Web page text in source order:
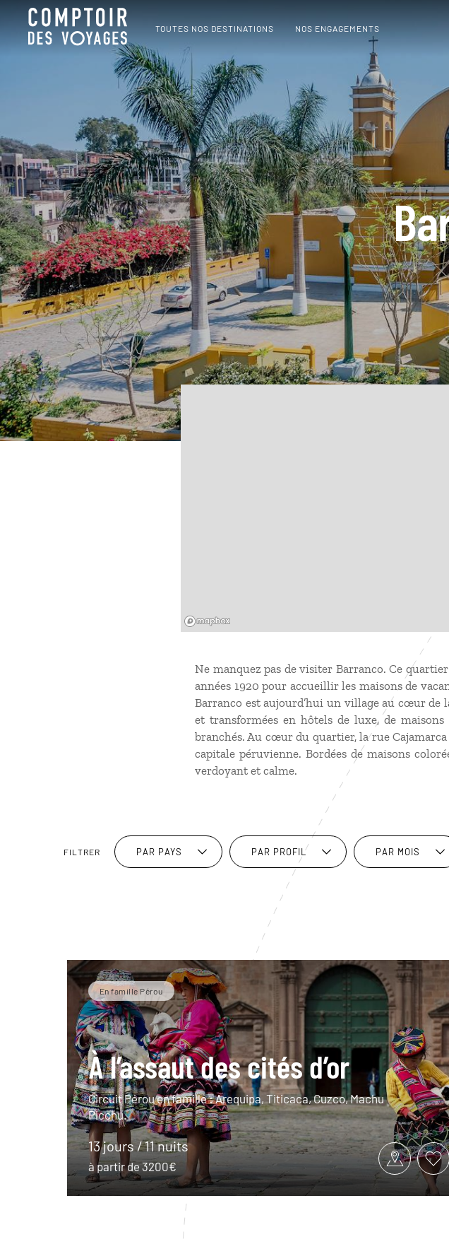
TOUTES NOS DESTINATIONS NOS ENGAGEMENTS
Ne manquez pas de visiter Barranco. Ce
années 1920 pour accueillir les maisons de
Barranco est aujourd’hui un village au cœur de
et transformées en hôtels de luxe, de
branchés. Au cœur du quartier, la rue
capitale péruvienne. Bordées de maisons
verdoyant et calme.
FILTRER PAR PAYS PAR PROFIL PAR MOIS
En famille Pérou
À l’assaut des cités d’or
Circuit Pérou en famille : Arequipa, Titicaca, Cuzco, Machu
Picchu.
13 jours / 11 nuits
à partir de 3200€